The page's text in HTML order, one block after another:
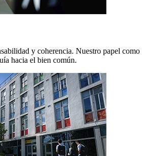
y coherencia. Nuestro papel como
hacia el bien común.